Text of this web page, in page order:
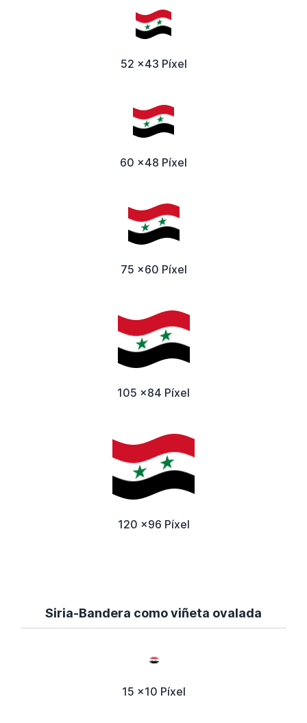
52 x43 Píxel
60 x48 Píxel
75 x60 Píxel
105 x84 Píxel
120 x96 Píxel
Siria-Bandera como viñeta ovalada
15 x10 Píxel